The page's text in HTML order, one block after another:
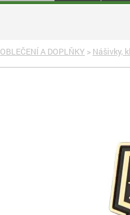
OBLEČENÍ A DOPLŇKY > Nášivky,